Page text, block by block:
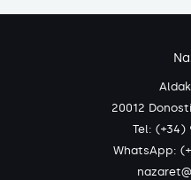
20012
Tel: (+34)
WhatsApp: